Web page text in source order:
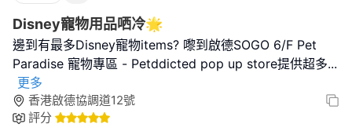
Disney寵物用品哂冷🌟
邊到有最多Disney寵物items? 嚟到啟德SOGO 6/F Pet
Paradise 寵物專區 - Petddicted pop up store提供超多...
更多
香港啟德協調道12號
評分